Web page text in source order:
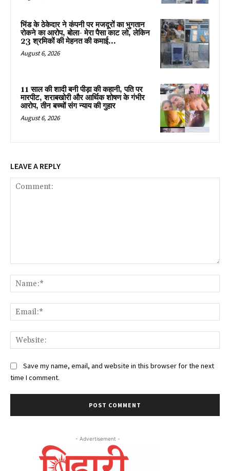
भिंड के ठेकेदार ने कंपनी पर मजदूरों का भुगतान
रोकने का आरोप, बोला- मेरा पैसा काट लो, लेकिन
23 श्रमिकों की मेहनत की कमाई...
August 6, 2026
11 साल की शादी बनी पीड़ा की कहानी, पति पर
मारपीट, शराबखोरी और आर्थिक शोषण के गंभीर
आरोप, तीन बच्चों संग न्याय की गुहार
August 6, 2026
LEAVE A REPLY
Save my name, email, and website in this browser for the next
time I comment.
- Advertisement -